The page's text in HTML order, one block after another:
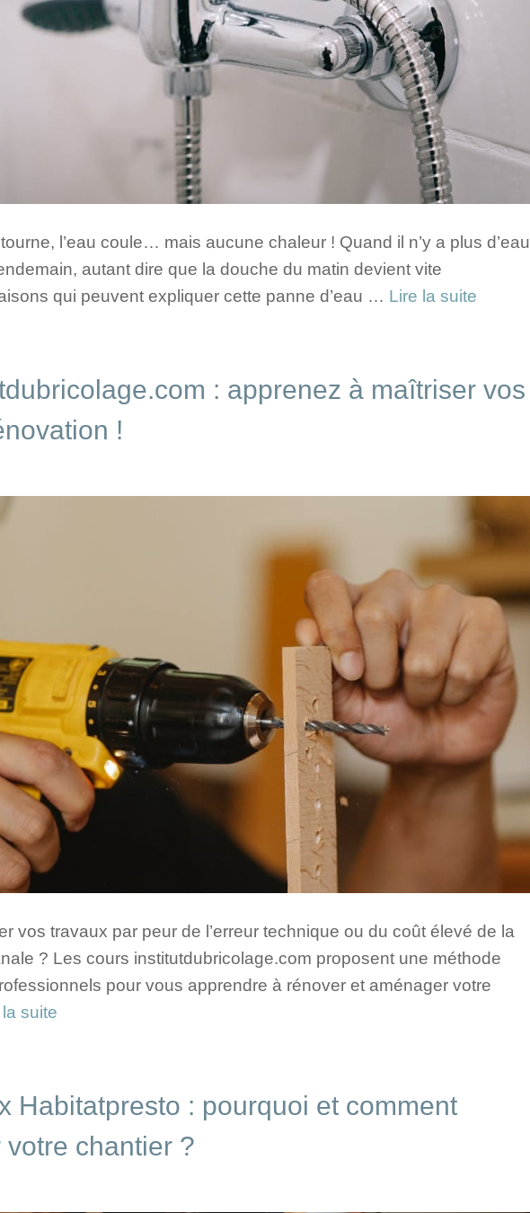
l’eau coule… mais aucune chaleur ! Quand il n’y a plus d’eau
autant dire que la douche du matin devient vite
qui peuvent expliquer cette panne d’eau … Lire la suite
: apprenez à maîtriser vos
!
vos travaux par peur de l’erreur technique ou du coût élevé de la
? Les cours institutdubricolage.com proposent une méthode
pour vous apprendre à rénover et aménager votre
suite
Habitatpresto : pourquoi et comment
votre chantier ?